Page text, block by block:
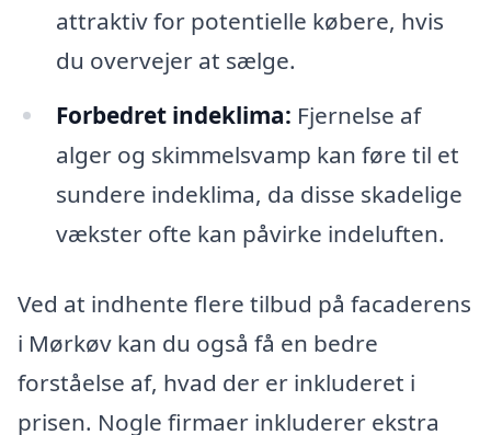
attraktiv for potentielle købere, hvis
du overvejer at sælge.
Forbedret indeklima: Fjernelse af
alger og skimmelsvamp kan føre til et
sundere indeklima, da disse skadelige
vækster ofte kan påvirke indeluften.
Ved at indhente flere tilbud på facaderens
i Mørkøv kan du også få en bedre
forståelse af, hvad der er inkluderet i
prisen. Nogle firmaer inkluderer ekstra